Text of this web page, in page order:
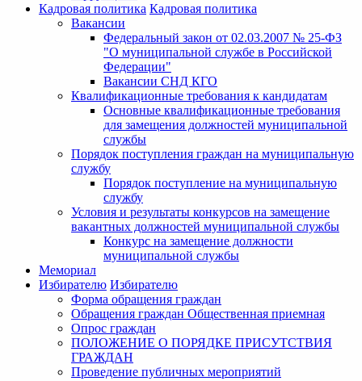
Кадровая политика Кадровая политика
Вакансии
Федеральный закон от 02.03.2007 № 25-ФЗ
"О муниципальной службе в Российской
Федерации"
Вакансии СНД КГО
Квалификационные требования к кандидатам
Основные квалификационные требования
для замещения должностей муниципальной
службы
Порядок поступления граждан на муниципальную
службу
Порядок поступление на муниципальную
службу
Условия и результаты конкурсов на замещение
вакантных должностей муниципальной службы
Конкурс на замещение должности
муниципальной службы
Мемориал
Избирателю Избирателю
Форма обращения граждан
Обращения граждан Общественная приемная
Опрос граждан
ПОЛОЖЕНИЕ О ПОРЯДКЕ ПРИСУТСТВИЯ
ГРАЖДАН
Проведение публичных мероприятий